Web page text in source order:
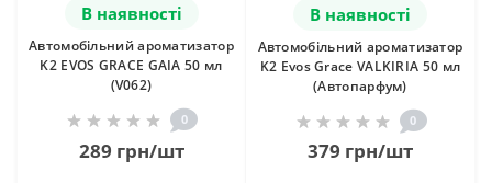
В наявності
Автомобільний ароматизатор
K2 EVOS GRACE GAIA 50 мл
(V062)
0
289 грн/шт
В наявності
Автомобільний ароматизатор
K2 Evos Grace VALKIRIA 50 мл
(Автопарфум)
0
379 грн/шт